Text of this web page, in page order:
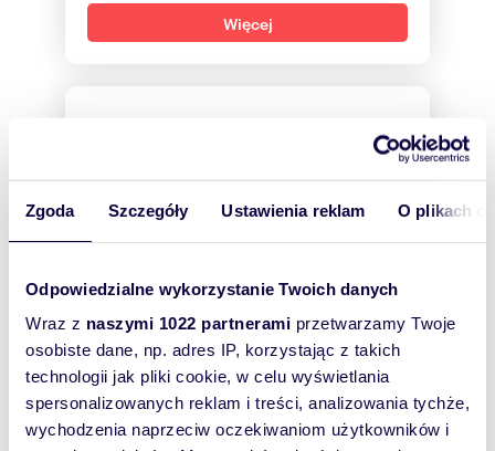
Zgoda Szczegóły Ustawienia reklam O plikach
Odpowiedzialne wykorzystanie Twoich danych
Wraz z naszymi 1022 partnerami przetwarzamy Twoje
osobiste dane, np. adres IP, korzystając z takich
technologii jak pliki cookie, w celu wyświetlania
spersonalizowanych reklam i treści, analizowania tychże,
wychodzenia naprzeciw oczekiwaniom użytkowników i
Więcej
SUPER KRAK S.A.
ul. Bociana 6
31-231, Kraków
Inwestycje: